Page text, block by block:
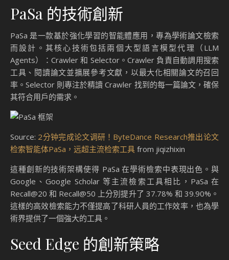
PaSa 的技術創新
PaSa 是一款基於強化學習的智能體應用，專為學術論文檢索
而設計。其核心技術包括兩個大型語言模型代理（LLM
Agents）：Crawler 和 Selector。Crawler 負責自動調用搜索
工具、閱讀論文並擴展參考文獻，以最大化相關論文的召回
率。Selector 則專注於精讀 Crawler 找到的每一篇論文，確保
其符合用戶的需求。
Source: 2分钟完成论文调研！ByteDance Research推出论文
检索智能体PaSa，远超主流检索工具 from jiqizhixin
這種創新的技術架構使得 PaSa 在學術檢索中表現出色。與
Google、Google Scholar 等主流檢索工具相比，PaSa 在
Recall@20 和 Recall@50 上分別提升了 37.78% 和 39.90%。
這樣的高效檢索能力不僅提高了科研人員的工作效率，也為學
術界提供了一個強大的工具。
Seed Edge 的創新策略